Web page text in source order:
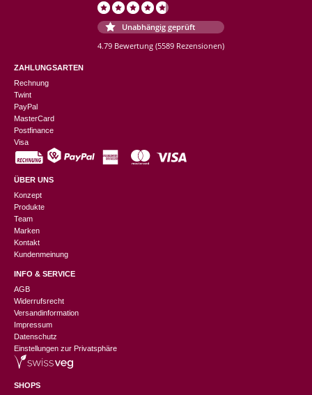
Unabhängig geprüft
4.79 Bewertung (5589 Rezensionen)
ZAHLUNGSARTEN
Rechnung
Twint
PayPal
MasterCard
Postfinance
Visa
ÜBER UNS
Konzept
Produkte
Team
Marken
Kontakt
Kundenmeinung
INFO & SERVICE
AGB
Widerrufsrecht
Versandinformation
Impressum
Datenschutz
Einstellungen zur Privatsphäre
SHOPS